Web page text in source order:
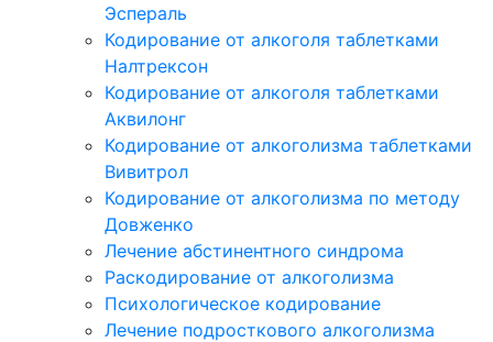
Эспераль
Кодирование от алкоголя таблетками
Налтрексон
Кодирование от алкоголя таблетками
Аквилонг
Кодирование от алкоголизма таблетками
Вивитрол
Кодирование от алкоголизма по методу
Довженко
Лечение абстинентного синдрома
Раскодирование от алкоголизма
Психологическое кодирование
Лечение подросткового алкоголизма